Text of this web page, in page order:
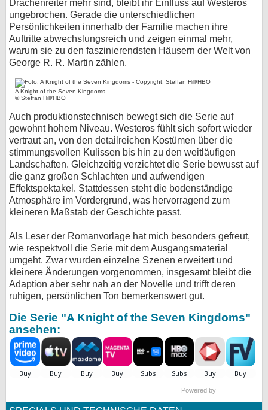
Drachenreiter mehr sind, bleibt ihr Einfluss auf Westeros
ungebrochen. Gerade die unterschiedlichen
Persönlichkeiten innerhalb der Familie machen ihre
Auftritte abwechslungsreich und zeigen einmal mehr,
warum sie zu den faszinierendsten Häusern der Welt von
George R. R. Martin zählen.
A Knight of the Seven Kingdoms
© Steffan Hill/HBO
Auch produktionstechnisch bewegt sich die Serie auf
gewohnt hohem Niveau. Westeros fühlt sich sofort wieder
vertraut an, von den detailreichen Kostümen über die
stimmungsvollen Kulissen bis hin zu den weitläufigen
Landschaften. Gleichzeitig verzichtet die Serie bewusst auf
die ganz großen Schlachten und aufwendigen
Effektspektakel. Stattdessen steht die bodenständige
Atmosphäre im Vordergrund, was hervorragend zum
kleineren Maßstab der Geschichte passt.
Als Leser der Romanvorlage hat mich besonders gefreut,
wie respektvoll die Serie mit dem Ausgangsmaterial
umgeht. Zwar wurden einzelne Szenen erweitert und
kleinere Änderungen vorgenommen, insgesamt bleibt die
Adaption aber sehr nah an der Novelle und trifft deren
ruhigen, persönlichen Ton bemerkenswert gut.
Die Serie "A Knight of the Seven Kingdoms"
ansehen:
Powered by